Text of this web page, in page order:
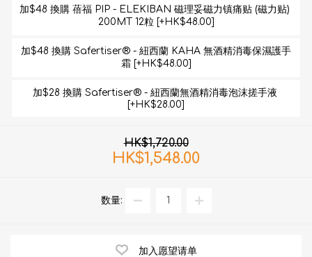
加$48 換購 蓓福 PIP - ELEKIBAN 磁理妥磁力镇痛贴 (磁力贴)
200MT 12粒 [+HK$48.00]
加$48 換購 Safertiser® - 紐西蘭 KAHA 無酒精消毒保濕護手
霜 [+HK$48.00]
加$28 換購 Safertiser® - 紐西蘭無酒精消毒泡沫搓手液
[+HK$28.00]
HK$1,720.00
HK$1,548.00
数量:
加入愿望请单